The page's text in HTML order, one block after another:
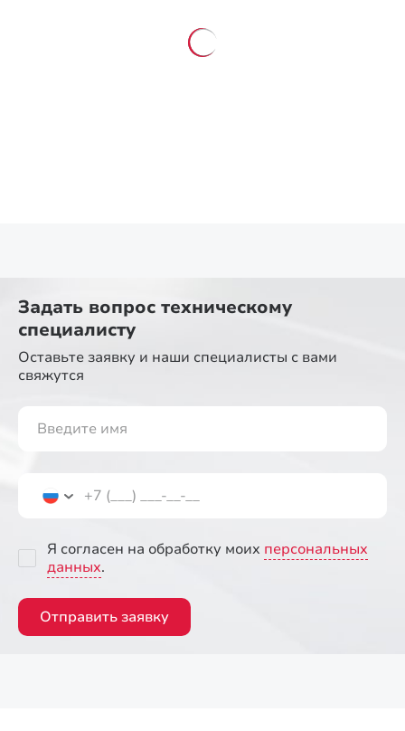
Задать вопрос техническому
специалисту
Оставьте заявку и наши специалисты с вами
свяжутся
Я согласен на обработку моих персональных
данных.
Отправить заявку